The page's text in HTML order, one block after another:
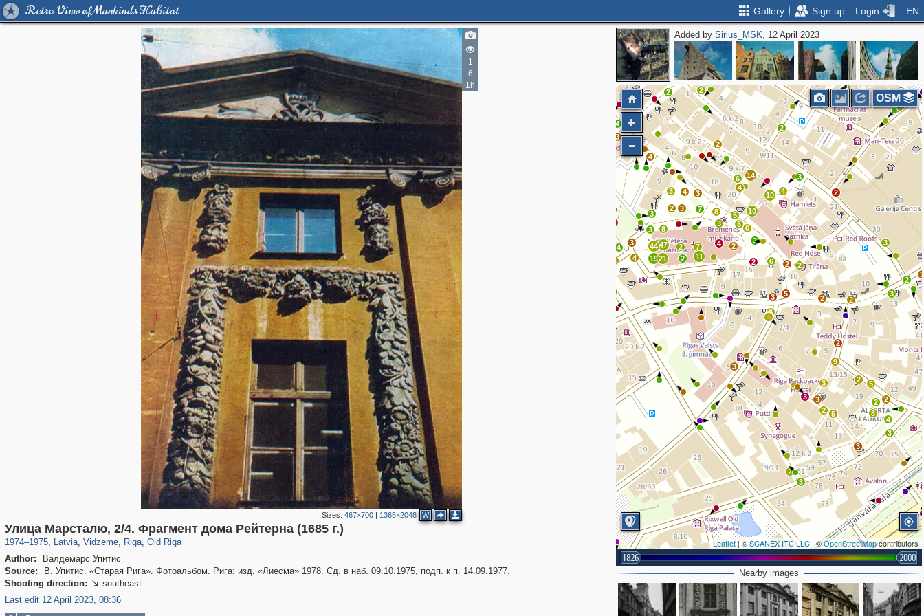
Retro View of Mankind's Habitat Gallery Sign up Login EN
1
6
1h
Sizes:467×700 | 1365×2048 W
Улица Марсталю, 2/4. Фрагмент дома Рейтерна (1685 г.)
1974–1975, Latvia
20,487 233
, Vidzeme
9,965 62
, Riga
7,206 55
, Old Riga
2,725 30
Author:
Валдемарс Упитис
Source:
В. Упитис. «Старая Рига». Фотоальбом. Рига: изд. «Лиесма» 1978. Сд. в наб. 09.10.1975, подп. к п. 14.09.1977.
Shooting direction:  southeast
Last edit 12 April 2023, 08:36
Added bySirius_MSK, 12 April 2023
4
3
2
4
3
44
19
47
8
3
3
2 3
4
3
3
7
4
2
2
2
2
2
2
4
2
3
6
4
10
10
14
2
2
2
3
4
2
2
5
3
6
2 6
2
6
5
2
4
3
5
8
7
7
11
2
2
21
3
2
2
3
3
2
2
3
2
4
3
8
2
5
2 5
9
2
3
2
3
3
2 2
3
3
Leaflet| ©SCANEX ITC LLC | ©OpenStreetMapcontributors
1826 2000
OSM
Nearby images